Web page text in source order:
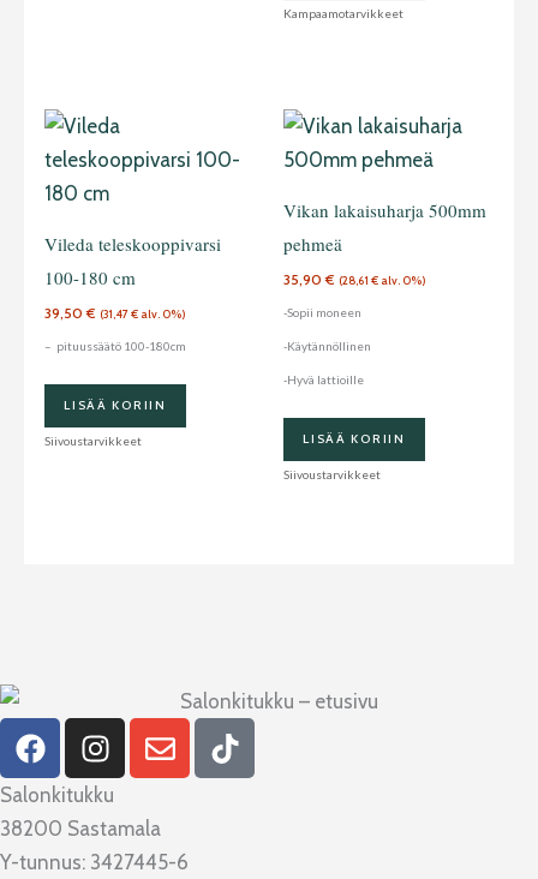
Kampaamotarvikkeet
Vileda teleskooppivarsi
100-180 cm
39,50€ (31,47€ alv. 0%)
– pituussäätö 100-180cm
LISÄÄ KORIIN
Siivoustarvikkeet
Vikan lakaisuharja 500mm
pehmeä
35,90€ (28,61 € alv. 0%)
-Sopii moneen
-Käytännöllinen
-Hyvä lattioille
LISÄÄ KORIIN
Siivoustarvikkeet
F
a
c
e
b
I
n
s
t
a
E
n
e
l
T
i
Salonkitukku
38200 Sastamala
Y-tunnus: 3427445-6